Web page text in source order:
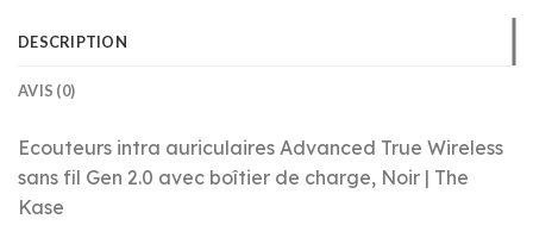
DESCRIPTION
AVIS (0)
Ecouteurs intra auriculaires Advanced True Wireless
sans fil Gen 2.0 avec boîtier de charge, Noir | The
Kase